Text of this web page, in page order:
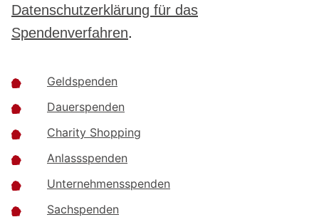
Datenschutzerklärung für das
Spendenverfahren.
Geldspenden
Dauerspenden
Charity Shopping
Anlassspenden
Unternehmensspenden
Sachspenden